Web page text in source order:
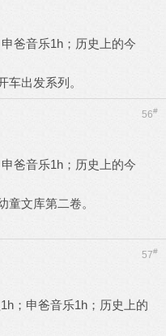
爸音乐1h；历史上的今
车出发系列。
56#
爸音乐1h；历史上的今
童文库第二卷。
57#
；申爸音乐1h；历史上的